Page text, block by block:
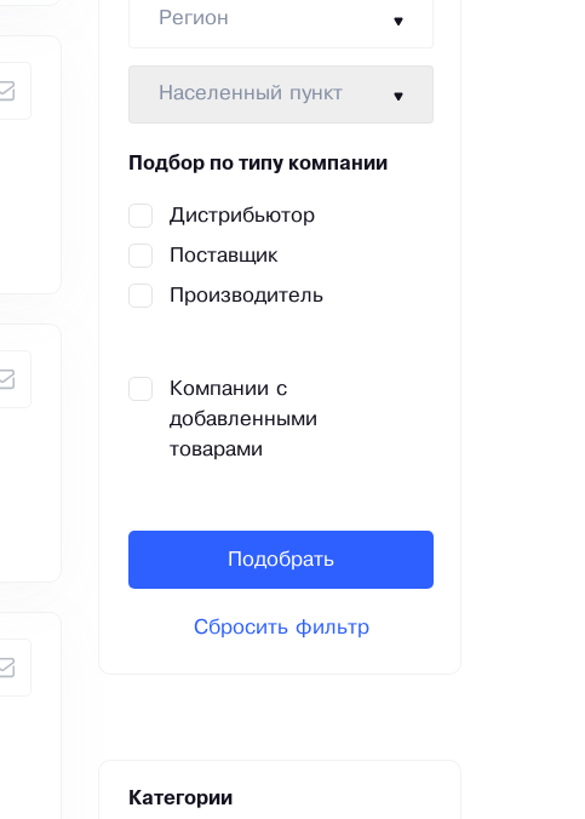
Регион
Населенный пункт
Подбор по типу компании
Дистрибьютор
Поставщик
Производитель
Компании с
добавленными
товарами
Подобрать
Сбросить фильтр
Категории